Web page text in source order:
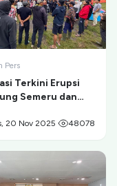
Pers
Terkini Erupsi
Semeru dan
Kumbolo
20 Nov 2025 48078